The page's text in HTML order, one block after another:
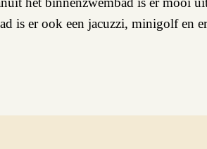
is er ook een jacuzzi, minigolf en